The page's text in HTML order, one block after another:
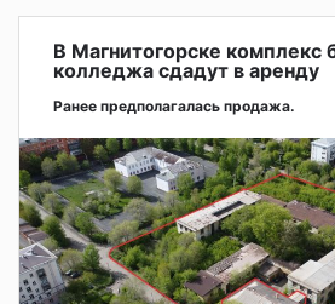
В Магнитогорске комплекс
колледжа сдадут в аренду
Ранее предполагалась продажа.